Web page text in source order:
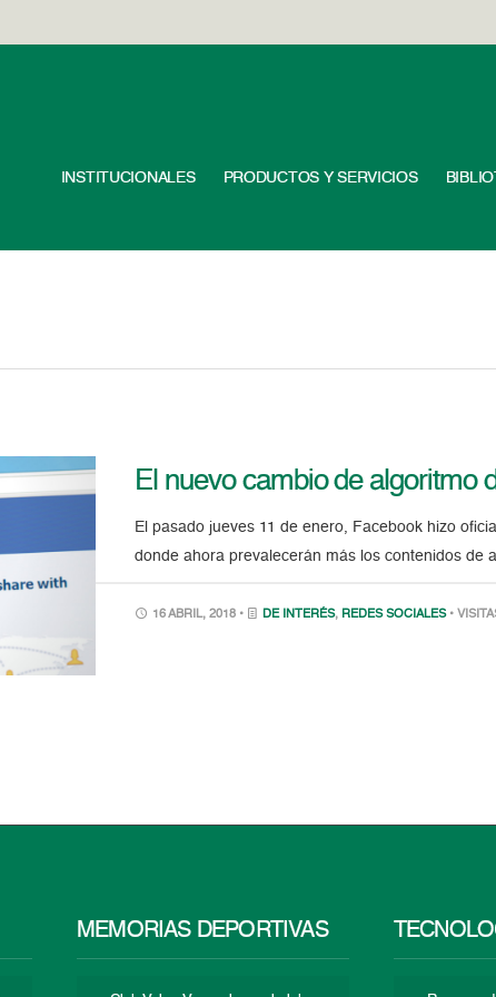
INSTITUCIONALES PRODUCTOS Y SERVICIOS
El nuevo cambio de algoritmo
El pasado jueves 11 de enero, Facebook hizo
donde ahora prevalecerán más los contenidos de
16 ABRIL, 2018 • DE INTERÉS, REDES SOCIALES •
MEMORIAS DEPORTIVAS